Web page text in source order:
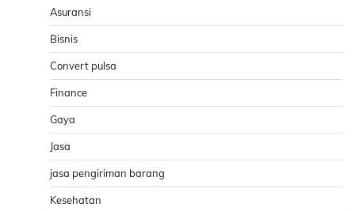
Asuransi
Bisnis
Convert pulsa
Finance
Gaya
Jasa
jasa pengiriman barang
Kesehatan